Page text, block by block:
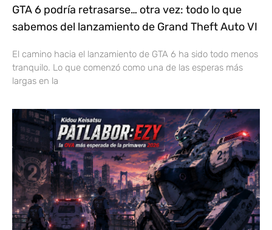
GTA 6 podría retrasarse… otra vez: todo lo que
sabemos del lanzamiento de Grand Theft Auto VI
El camino hacia el lanzamiento de GTA 6 ha sido todo menos
tranquilo. Lo que comenzó como una de las esperas más
largas en la